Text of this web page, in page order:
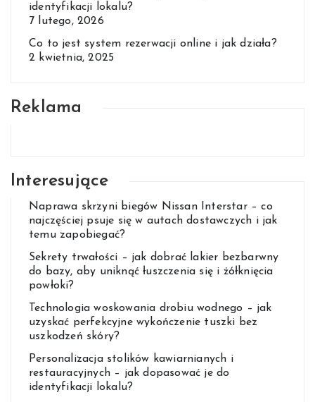
identyfikacji lokalu?
7 lutego, 2026
Co to jest system rezerwacji online i jak działa?
2 kwietnia, 2025
Reklama
Interesujące
Naprawa skrzyni biegów Nissan Interstar – co
najczęściej psuje się w autach dostawczych i jak
temu zapobiegać?
Sekrety trwałości – jak dobrać lakier bezbarwny
do bazy, aby uniknąć łuszczenia się i żółknięcia
powłoki?
Technologia woskowania drobiu wodnego – jak
uzyskać perfekcyjne wykończenie tuszki bez
uszkodzeń skóry?
Personalizacja stolików kawiarnianych i
restauracyjnych – jak dopasować je do
identyfikacji lokalu?